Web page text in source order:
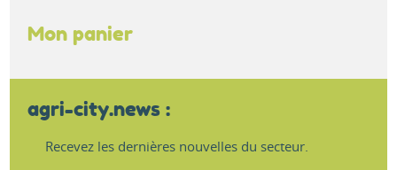
Mon panier
agri-city.news :
Recevez les dernières nouvelles du secteur.